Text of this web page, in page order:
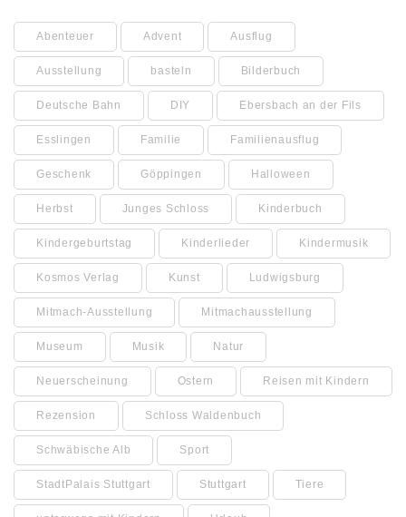
Abenteuer Advent Ausflug
Ausstellung basteln Bilderbuch
Deutsche Bahn DIY Ebersbach an der Fils
Esslingen Familie Familienausflug
Geschenk Göppingen Halloween
Herbst Junges Schloss Kinderbuch
Kindergeburtstag Kinderlieder Kindermusik
Kosmos Verlag Kunst Ludwigsburg
Mitmach-Ausstellung Mitmachausstellung
Museum Musik Natur
Neuerscheinung Ostern Reisen mit Kindern
Rezension Schloss Waldenbuch
Schwäbische Alb Sport
StadtPalais Stuttgart Stuttgart Tiere